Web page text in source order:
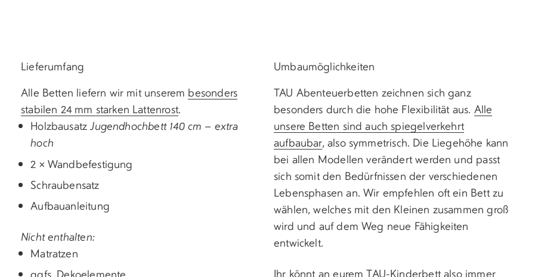
Lieferumfang
Alle Betten liefern wir mit unserem besonders
stabilen 24 mm starken Lattenrost.
HolzbausatzJugendhochbett 140 cm – extra
hoch
2 × Wandbefestigung
Schraubensatz
Aufbauanleitung
Nicht enthalten:
Matratzen
ggfs. Dekoelemente
Umbaumöglichkeiten
TAU Abenteuerbetten zeichnen sich ganz
besonders durch die hohe Flexibilität aus. Alle
unsere Betten sind auch spiegelverkehrt
aufbaubar, also symmetrisch. Die Liegehöhe kann
bei allen Modellen verändert werden und passt
sich somit den Bedürfnissen der verschiedenen
Lebensphasen an. Wir empfehlen oft ein Bett zu
wählen, welches mit den Kleinen zusammen groß
wird und auf dem Weg neue Fähigkeiten
entwickelt.
Ihr könnt an eurem TAU-Kinderbett also immer